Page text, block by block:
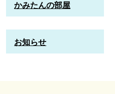
かみたんの部屋
お知らせ